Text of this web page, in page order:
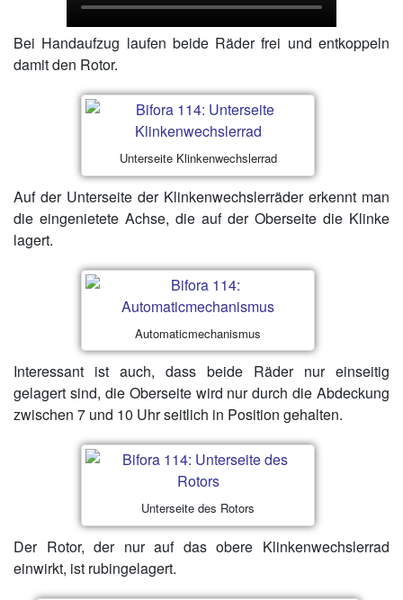
Bei Handaufzug laufen beide Räder frei und entkoppeln
damit den Rotor.
Unterseite Klinkenwechslerrad
Auf der Unterseite der Klinkenwechslerräder erkennt man
die eingenietete Achse, die auf der Oberseite die Klinke
lagert.
Automaticmechanismus
Interessant ist auch, dass beide Räder nur einseitig
gelagert sind, die Oberseite wird nur durch die Abdeckung
zwischen 7 und 10 Uhr seitlich in Position gehalten.
Unterseite des Rotors
Der Rotor, der nur auf das obere Klinkenwechslerrad
einwirkt, ist rubingelagert.